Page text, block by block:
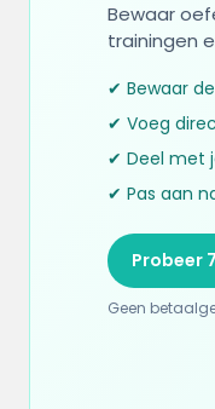
Bewaar
trainingen
✔ Bewaar
✔ Voeg
✔ Deel met
✔ Pas aan
Probeer
Geen